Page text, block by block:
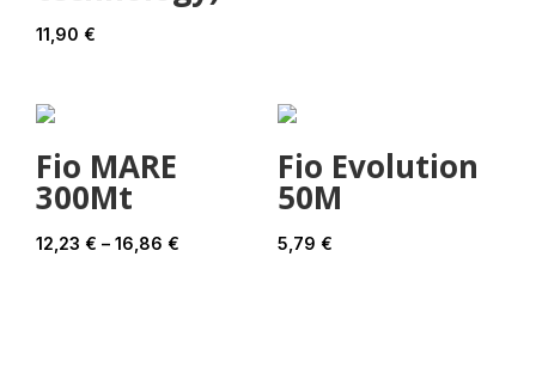
11,90 €
Fio MARE
300Mt
12,23 € – 16,86 €
Fio Evolution
50M
5,79 €